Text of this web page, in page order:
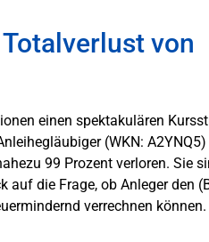
von
einen spektakulären
(WKN: A2YNQ5)
99 Prozent verloren. Sie
die Frage, ob Anleger den
verrechnen können.